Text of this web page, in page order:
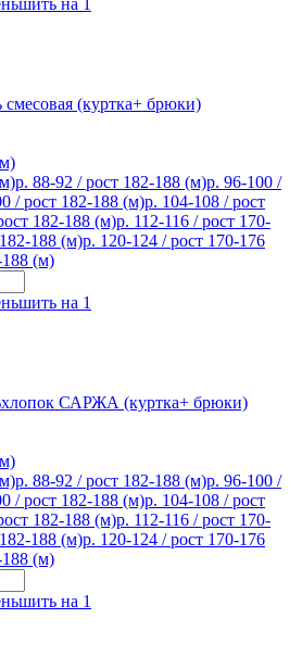
(куртка+ брюки)
р. 88-92 / рост 182-188 (м)р. 96-100 /
/ рост 182-188 (м)р. 104-108 / рост
182-188 (м)р. 112-116 / рост 170-
188 (м)р. 120-124 / рост 170-176
188 (м)
САРЖА (куртка+ брюки)
р. 88-92 / рост 182-188 (м)р. 96-100 /
/ рост 182-188 (м)р. 104-108 / рост
182-188 (м)р. 112-116 / рост 170-
188 (м)р. 120-124 / рост 170-176
188 (м)